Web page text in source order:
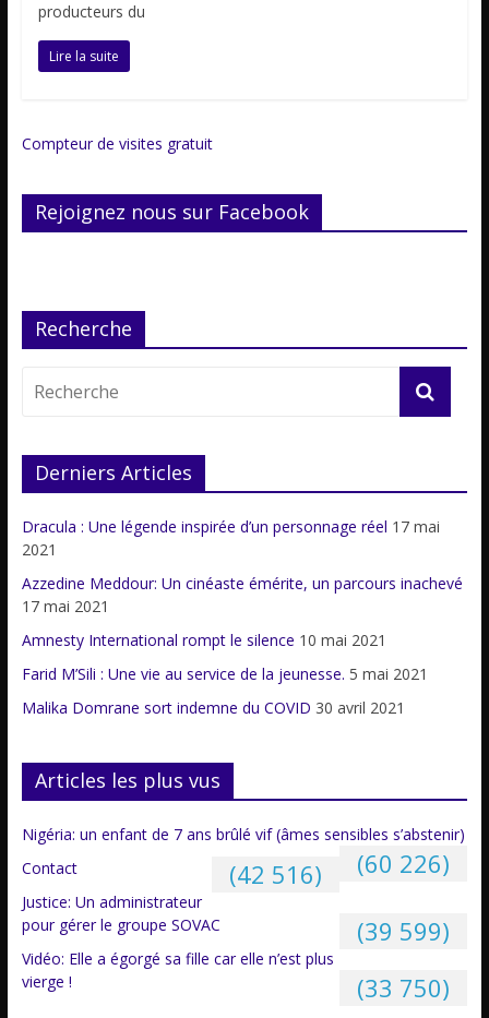
producteurs du
Lire la suite
Compteur de visites gratuit
Rejoignez nous sur Facebook
Recherche
Derniers Articles
Dracula : Une légende inspirée d’un personnage réel 17 mai
2021
Azzedine Meddour: Un cinéaste émérite, un parcours inachevé
17 mai 2021
Amnesty International rompt le silence 10 mai 2021
Farid M’Sili : Une vie au service de la jeunesse. 5 mai 2021
Malika Domrane sort indemne du COVID 30 avril 2021
Articles les plus vus
Nigéria: un enfant de 7 ans brûlé vif (âmes sensibles s’abstenir)
(60 226)
Contact (42 516)
Justice: Un administrateur
pour gérer le groupe SOVAC
(39 599)
Vidéo: Elle a égorgé sa fille car elle n’est plus
vierge !
(33 750)